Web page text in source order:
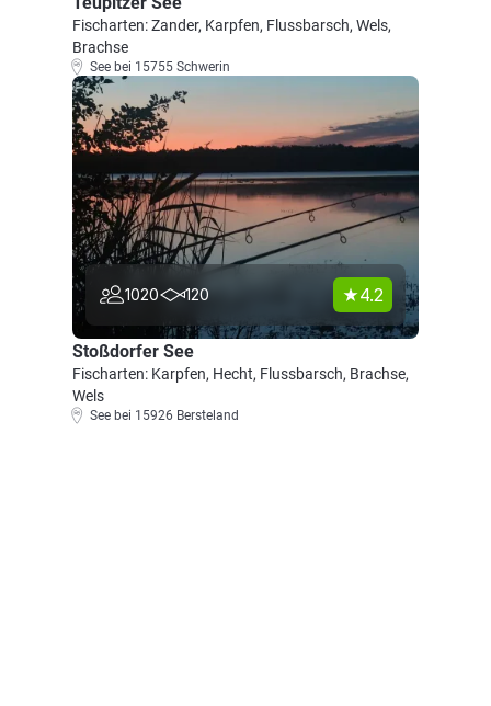
Fischarten: Zander, Karpfen, Flussbarsch, Wels,
Brachse
See bei 15755 Schwerin
1020 120 4.2
Stoßdorfer See
Fischarten: Karpfen, Hecht, Flussbarsch, Brachse,
Wels
See bei 15926 Bersteland